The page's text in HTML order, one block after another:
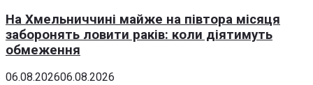
На Хмельниччині майже на півтора місяця
заборонять ловити раків: коли діятимуть
обмеження
06.08.202606.08.2026